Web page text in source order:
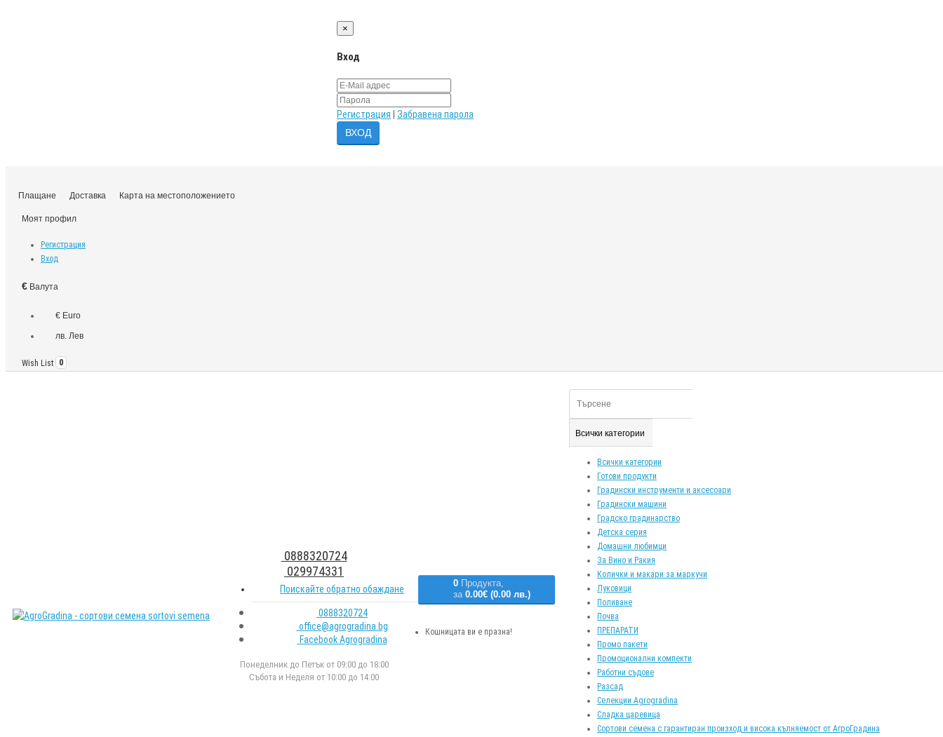
×
Вход
Регистрация Забравена парола
Плащане Доставка Карта на местоположението
Моят профил
Регистрация
Вход
€ Валута
€ Euro
лв. Лев
Wish List 0
0888320724
029974331
Поискайте обратно обаждане
0888320724
office@agrogradina.bg
Facebook Agrogradina
Понеделник до Петък от 09:00 до 18:00
Събота и Неделя от 10:00 до 14:00
0 Продукта,
за 0.00€ (0.00 лв.)
Кошницата ви е празна!
Всички категории
Всички категории
Готови продукти
Градински инструменти и аксесоари
Градински машини
Градско градинарство
Детска серия
Домашни любимци
За Вино и Ракия
Колички и макари за маркучи
Луковици
Поливане
Почва
ПРЕПАРАТИ
Промо пакети
Промоционални компекти
Работни съдове
Разсад
Селекции Agrogradina
Сладка царевица
Сортови семена с гарантиран произход и висока кълняемост от АгроГрадина